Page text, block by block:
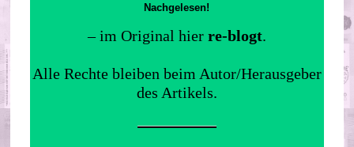
Nachgelesen!
– im Original hier re-blogt.
Alle Rechte bleiben beim Autor/Herausgeber
des Artikels.